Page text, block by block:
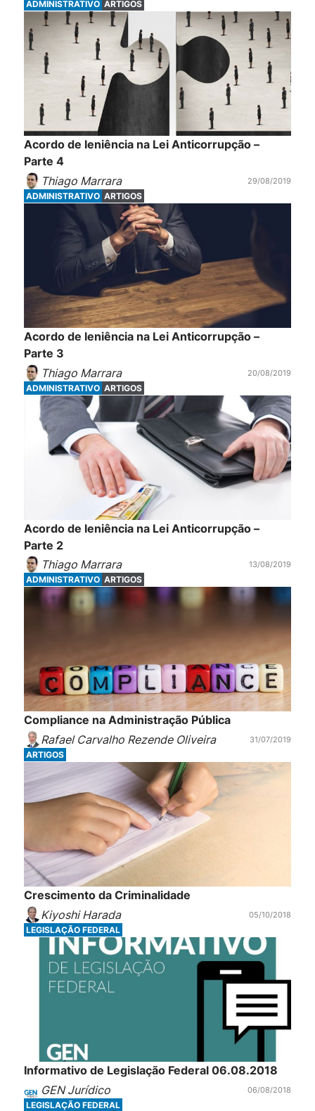
ADMINISTRATIVO ARTIGOS
Acordo de leniência na Lei Anticorrupção –
Parte 4
Thiago Marrara
29/08/2019
ADMINISTRATIVO ARTIGOS
Acordo de leniência na Lei Anticorrupção –
Parte 3
Thiago Marrara
20/08/2019
ADMINISTRATIVO ARTIGOS
Acordo de leniência na Lei Anticorrupção –
Parte 2
Thiago Marrara
13/08/2019
ADMINISTRATIVO ARTIGOS
Compliance na Administração Pública
Rafael Carvalho Rezende Oliveira
31/07/2019
ARTIGOS
Crescimento da Criminalidade
Kiyoshi Harada
05/10/2018
LEGISLAÇÃO FEDERAL
Informativo de Legislação Federal 06.08.2018
GEN Jurídico
06/08/2018
LEGISLAÇÃO FEDERAL